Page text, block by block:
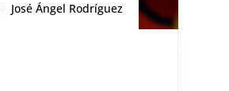
José Ángel Rodríguez